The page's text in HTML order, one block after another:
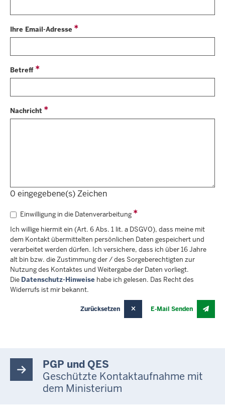
Ihre Email-Adresse
Betreff
Nachricht
0 eingegebene(s) Zeichen
Einwilligung in die Datenverarbeitung
Ich willige hiermit ein (Art. 6 Abs. 1 lit. a DSGVO), dass meine mit
dem Kontakt übermittelten persönlichen Daten gespeichert und
verarbeitet werden dürfen. Ich versichere, dass ich über 16 Jahre
alt bin bzw. die Zustimmung der / des Sorgeberechtigten zur
Nutzung des Kontaktes und Weitergabe der Daten vorliegt.
Die Datenschutz-Hinweise habe ich gelesen. Das Recht des
Widerrufs ist mir bekannt.
Zurücksetzen E-Mail Senden
PGP und QES
Geschützte Kontaktaufnahme mit
dem Ministerium